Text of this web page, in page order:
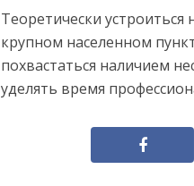
Теоретически
крупном населенном
похвастаться наличием
уделять время